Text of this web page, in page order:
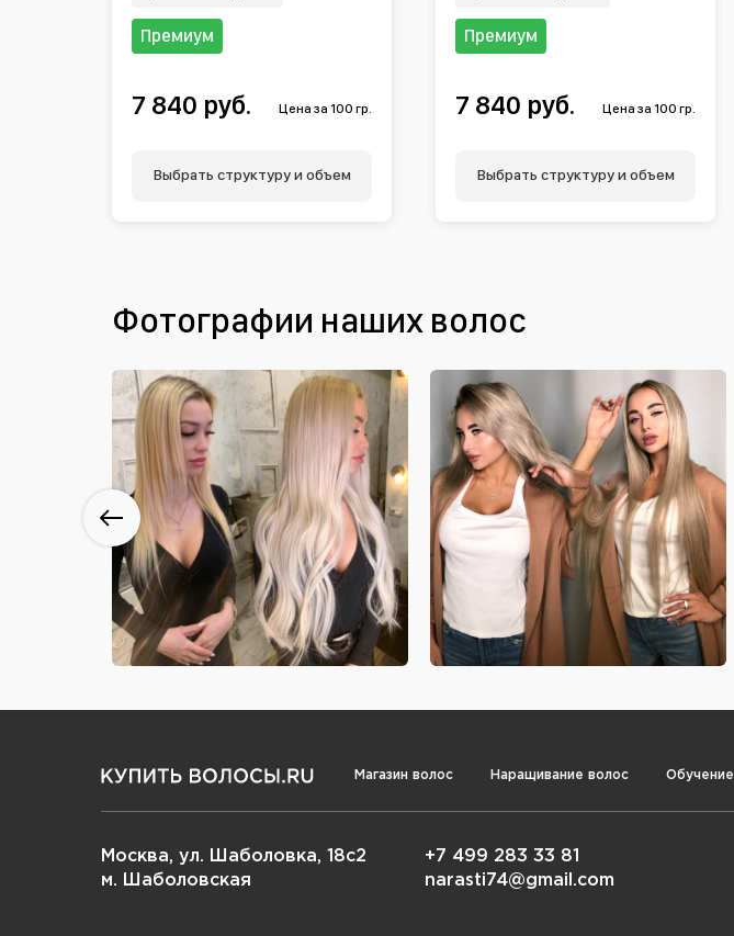
Премиум
7 840 руб. Цена за 100 гр.
Выбрать структуру и объем
Премиум
7 840 руб. Цена за 100 гр.
Выбрать структуру и объем
Фотографии наших волос
Магазин волос Наращивание волос Обучение
Москва, ул. Шаболовка, 18с2
м. Шаболовская
+7 499 283 33 81
narasti74@gmail.com